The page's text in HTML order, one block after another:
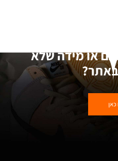
או מידה שלא
באתר?
כאן